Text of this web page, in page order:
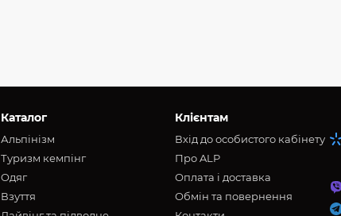
Каталог
Альпінізм
Туризм кемпінг
Oдяг
Взуття
Клієнтам
Вхід до особистого кабінету
Про ALP
Оплата і доставка
Обмін та повернення